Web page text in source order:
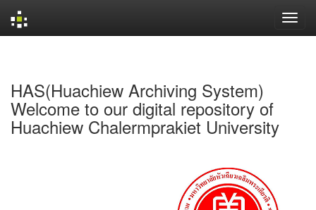
HAS(Huachiew Archiving System)
Welcome to our digital repository of
Huachiew Chalermprakiet University